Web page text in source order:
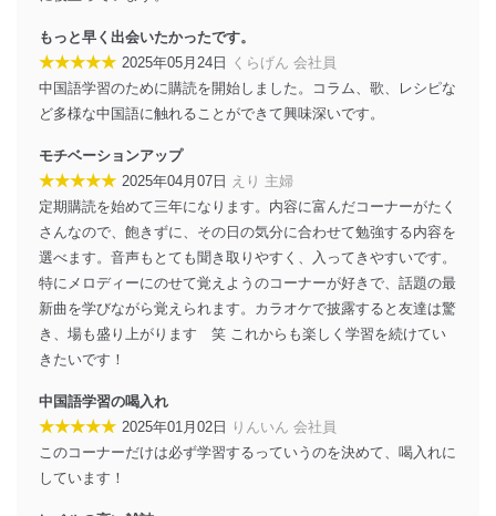
外部からの不正アクセス等の防止
個人データを取り扱う機器等のオペレーティング
システムを最新の状態に保持しています。
個人データを取り扱う機器等にセキュリティ対策
ソフトウェア等を導入し、自動更新 機能等の活用
情報システムの使用に伴う漏洩等の防止
メール等により個人データの含まれるファイルを
送信する場合に、当該ファイルへのパスワードを
設定しています。
個人情報保護マネジメントシステムの継続的改善
当社は、内部監査及びマネジメントレビューの機会を通
じて、個人情報保護マネジメントシステムを継続的に改
善し、常に最良の状態を維持します。
苦情及び相談受付け窓口
貴殿の個人情報及び当社の個人情報保護マネジメントシ
ステムに関するご相談及び苦情については以下までご連
絡ください。
適切、かつ迅速に対応させていただきます。
もっと早く出会いたかったです。
★★★★★ 2025年05月24日
くらげん 会社員
中国語学習のために購読を開始しました。コラム、歌、レシピな
ど多様な中国語に触れることができて興味深いです。
モチベーションアップ
★★★★★ 2025年04月07日 えり 主婦
定期購読を始めて三年になります。内容に富んだコーナーがたく
さんなので、飽きずに、その日の気分に合わせて勉強する内容を
選べます。音声もとても聞き取りやすく、入ってきやすいです。
特にメロディーにのせて覚えようのコーナーが好きで、話題の最
新曲を学びながら覚えられます。カラオケで披露すると友達は驚
き、場も盛り上がります 笑 これからも楽しく学習を続けてい
きたいです！
中国語学習の喝入れ
★★★★★ 2025年01月02日
りんいん 会社員
このコーナーだけは必ず学習するっていうのを決めて、喝入れに
しています！